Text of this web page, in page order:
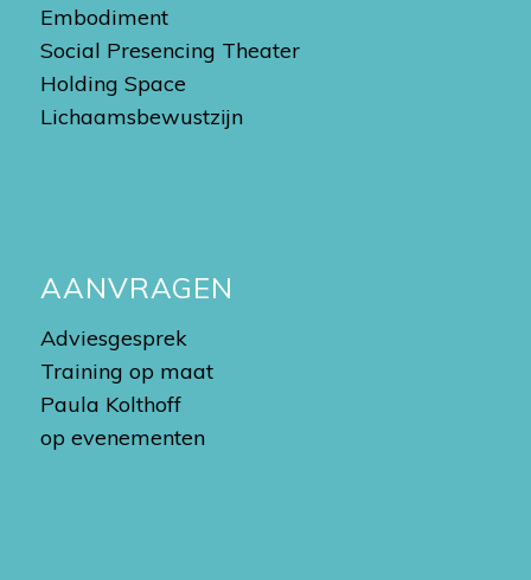
Embodiment
Social Presencing Theater
Holding Space
Lichaamsbewustzijn
AANVRAGEN
Adviesgesprek
Training op maat
Paula Kolthoff
op evenementen